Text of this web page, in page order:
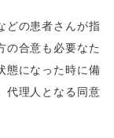
どの患者さんが指
の合意も必要なた
態になった時に備
代理人となる同意